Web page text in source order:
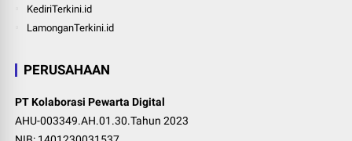
KediriTerkini.id
LamonganTerkini.id
PERUSAHAAN
PT Kolaborasi Pewarta Digital
AHU-003349.AH.01.30.Tahun 2023